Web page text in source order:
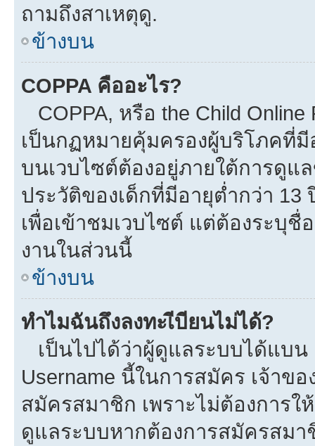
ถามถึงสาเหตุดู.
ข้างบน
COPPA คืออะไร?
COPPA, หรือ the Child Online
เป็นกฏหมายคุ้มครองผู้บริโภคที่มี
บนเวบไซต์ต้องอยู่ภายใต้การดูแ
ประวัติของเด็กที่มีอายุต่ำกว่า
เพื่อเข้าชมเวบไซต์ แต่ต้องระบุชื่
งานในส่วนนี้
ข้างบน
ทำไมฉันถึงลงทะเีบียนไม่ได้?
เป็นไปได้ว่าผู้ดูแลระบบได้แบน
Username นี้ในการสมัคร เจ้าข
สมัครสมาชิก เพราะไม่ต้องการ
ดูแลระบบหากต้องการสมัครสมา